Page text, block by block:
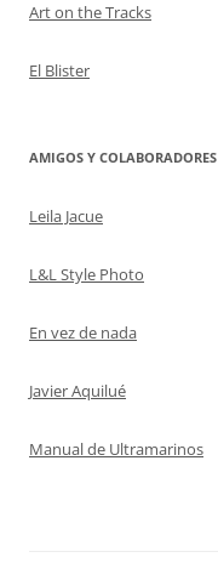
Art on the Tracks
El Blister
AMIGOS Y COLABORADORES
Leila Jacue
L&L Style Photo
En vez de nada
Javier Aquilué
Manual de Ultramarinos